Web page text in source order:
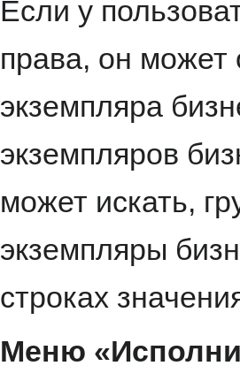
Если у
права, он может
экземпляра
экземпляров
может искать,
экземпляры
строках
Меню